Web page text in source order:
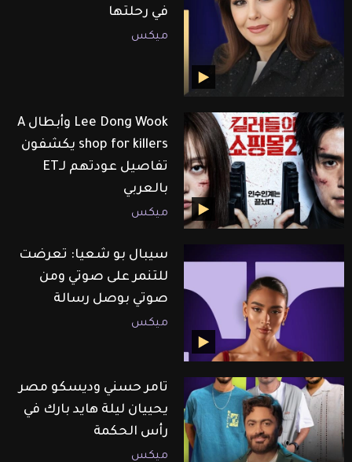
في رحلتها
ميكس
Lee Dong Wook وأبطال A
shop for killers يكشفون
تفاصيل عودتهم لـET
بالعربي
ميكس
سيبال بو شعيا: تعرضت
للتنمر على صوتي ومن
صوتي بوصل رسالة
ميكس
تامر حسني وديسكو مصر
يحييان ليلة هايد بارك في
رأس الحكمة
ميكس